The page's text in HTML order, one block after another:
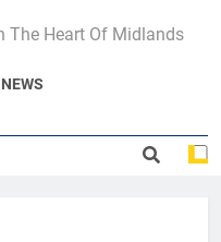
Romanian Soul
in the Diaspora
Centre
The Heart Of Midlands